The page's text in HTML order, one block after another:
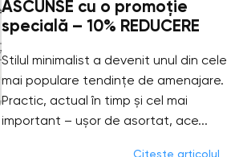
ASCUNSE cu o promoție
specială – 10% REDUCERE
Stilul minimalist a devenit unul din cele
mai populare tendințe de amenajare.
Practic, actual în timp și cel mai
important – ușor de asortat, ace...
Citește articolul